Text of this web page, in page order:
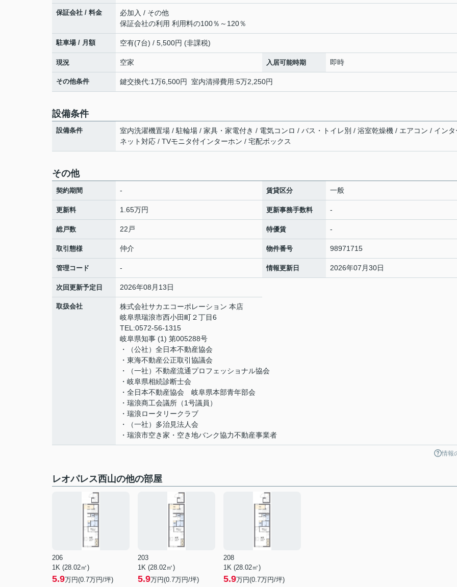
保証会社 / 料金
必加入 / その他
保証会社の利用 利用料の100％～120％
駐車場 / 月額 空有(7台) / 5,500円 (非課税)
現況 空家 入居可能時期 即時
その他条件 鍵交換代:1万6,500円 室内清掃費用:5万2,250円
設備条件
設備条件
室内洗濯機置場 / 駐輪場 / 家具・家電付き / 電気コンロ / バス・トイレ別 / 浴室乾燥機 / エアコン / インタ
ネット対応 / TVモニタ付インターホン / 宅配ボックス
その他
契約期間 - 賃貸区分 一般
更新料 1.65万円 更新事務手数料 -
総戸数 22戸 特優賃 -
取引態様 仲介 物件番号 98971715
管理コード - 情報更新日 2026年07月30日
次回更新予定日 2026年08月13日
取扱会社
株式会社サカエコーポレーション 本店
岐阜県瑞浪市西小田町２丁目6
TEL:0572-56-1315
岐阜県知事 (1) 第005288号
・（公社）全日本不動産協会
・東海不動産公正取引協議会
・（一社）不動産流通プロフェッショナル協会
・岐阜県相続診断士会
・全日本不動産協会 岐阜県本部青年部会
・瑞浪商工会議所（1号議員）
・瑞浪ロータリークラブ
・（一社）多治見法人会
・瑞浪市空き家・空き地バンク協力不動産事業者
情報
レオパレス西山の他の部屋
206
1K (28.02㎡)
5.9万円(0.7万円/坪)
203
1K (28.02㎡)
5.9万円(0.7万円/坪)
208
1K (28.02㎡)
5.9万円(0.7万円/坪)